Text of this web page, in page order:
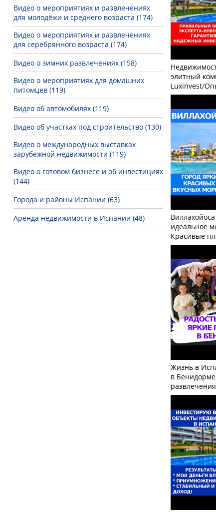
Видео о мероприятиях и развлечениях
для молодёжи и среднего возраста (174)
Видео о мероприятиях и развлечениях
для серебрянного возраста (174)
Видео о зимних развлечениях (158)
Видео о мероприятиях для домашних
питомцев (119)
Видео об автомобилях (119)
Видео об участках под строительство (130)
Видео о международных выставках
зарубежной недвижимости (119)
Видео о готовом бизнесе и об инвестициях
(144)
Города и районы Испании (63)
Аренда недвижимости в Испании (48)
элитный
Luxinvest/
идеальное
Красивые
Жизнь в
в